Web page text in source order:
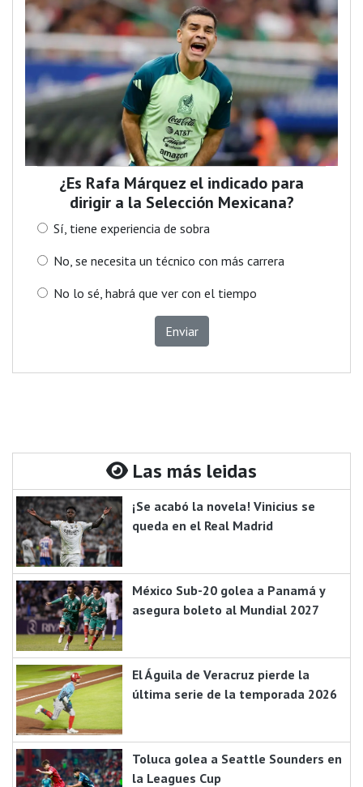
¿Es Rafa Márquez el indicado para
dirigir a la Selección Mexicana?
Sí, tiene experiencia de sobra
No, se necesita un técnico con más carrera
No lo sé, habrá que ver con el tiempo
Enviar
Las más leidas
¡Se acabó la novela! Vinicius se
queda en el Real Madrid
México Sub-20 golea a Panamá y
asegura boleto al Mundial 2027
El Águila de Veracruz pierde la
última serie de la temporada 2026
Toluca golea a Seattle Sounders en
la Leagues Cup